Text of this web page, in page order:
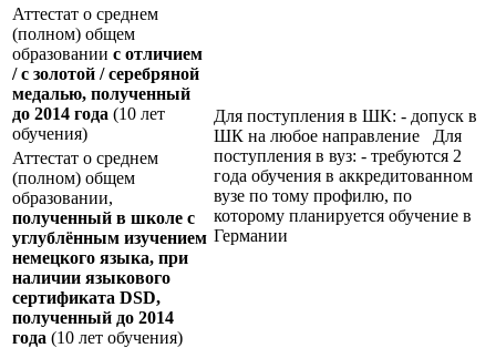
Аттестат о среднем
(полном) общем
образовании с отличием
/ с золотой / серебряной
медалью, полученный
до 2014 года (10 лет
обучения)
Для поступления в ШК: - допуск в
ШК на любое направление Для
поступления в вуз: - требуются 2
года обучения в аккредитованном
вузе по тому профилю, по
которому планируется обучение в
Германии
Аттестат о среднем
(полном) общем
образовании,
полученный в школе с
углублённым изучением
немецкого языка, при
наличии языкового
сертификата DSD,
полученный до 2014
года (10 лет обучения)